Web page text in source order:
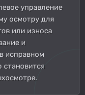
управление
осмотру для
или износа
и
исправном
становится